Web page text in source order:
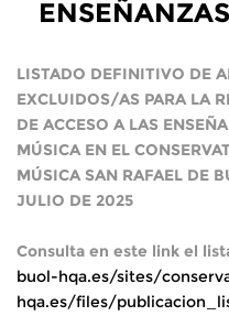
LISTADO DEFINITIVO DE
EXCLUIDOS/AS PARA LA
DE ACCESO A LAS
MÚSICA EN EL
MÚSICA SAN RAFAEL DE
JULIO DE 2025
Consulta en este link el
buol-hqa.es/sites/
hqa.es/files/